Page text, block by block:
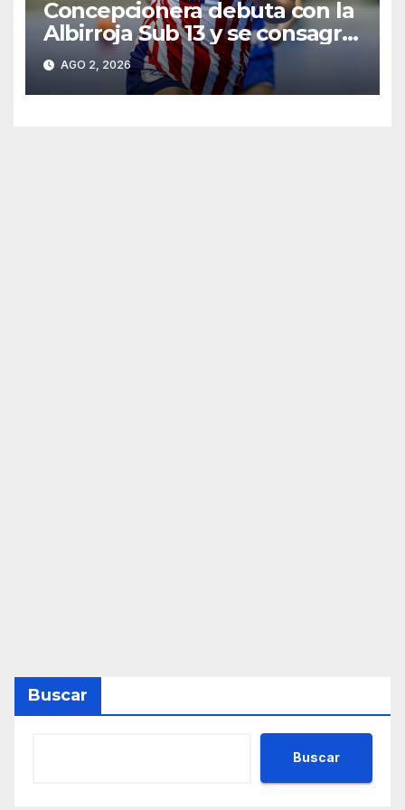
Concepcionera debuta con la
Albirroja Sub 13 y se consagra
campeona sudamericana
AGO 2, 2026
Buscar
Buscar